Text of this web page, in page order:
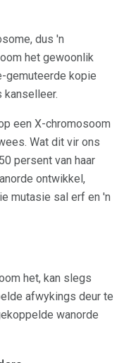
dus 'n
het gewoonlik
gemuteerde kopie
kanselleer.
een X-chromosoom
Wat dit vir ons
persent van haar
ontwikkel,
mutasie sal erf en 'n
het, kan slegs
afwykings deur te
wanorde